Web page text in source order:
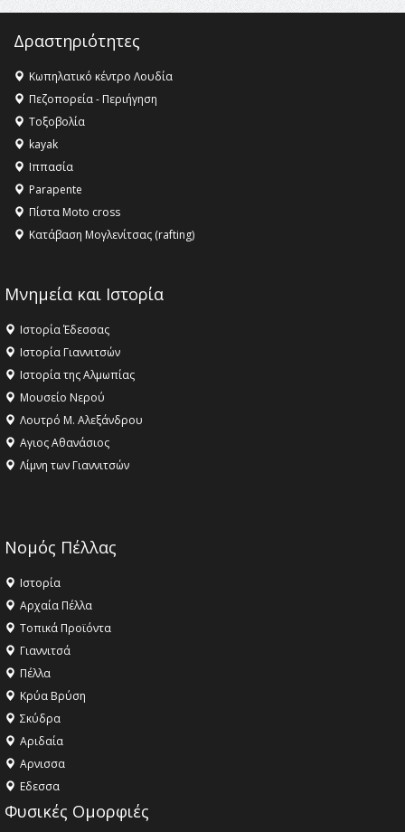
16:35 -Το πρόγραμμα του ΠΑΟΚ στον δεύτερο γύρο του
16:27 - Όλυμπος: Εντάχθηκε στον Κατάλογο Παγκόσμιας
Κληρονομιάς της UNESCO – Ομόφωνη η απόφαση Ο
Όλυμπος αναγνωρίστηκε ως φυσικό και πολιτιστικό
αγαθό εξέχουσας οικουμενικής αξίας για την
ανθρωπότητα
16:18 -
ΣΤΗΝ ΕΔΕΣΣΑ
Δραστηριότητες
Κωπηλατικό κέντρο Λουδία
Πεζοπορεία - Περιήγηση
Τοξοβολία
kayak
Ιππασία
Parapente
Πίστα Moto cross
Κατάβαση Μογλενίτσας (rafting)
Μνημεία και Ιστορία
Ιστορία Έδεσσας
Ιστορία Γιαννιτσών
Ιστορία της Αλμωπίας
Μουσείο Νερού
Λουτρό Μ. Αλεξάνδρου
Αγιος Αθανάσιος
Λίμνη των Γιαννιτσών
Νομός Πέλλας
Ιστορία
Αρχαία Πέλλα
Τοπικά Προϊόντα
Γιαννιτσά
Πέλλα
Κρύα Βρύση
Σκύδρα
Αριδαία
Aρνισσα
Eδεσσα
Φυσικές Ομορφιές